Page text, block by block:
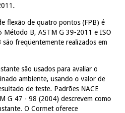
flexão de quatro pontos (FPB) é
Método B, ASTM G 39-2011 e ISO
são freqüentemente realizados em
são usados ​​para avaliar o
ambiente, usando o valor de
de teste. Padrões NACE
G 47 - 98 (2004) descrevem como
O Cormet oferece